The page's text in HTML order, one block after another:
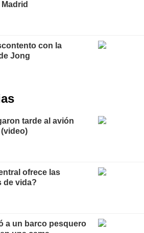
con la
Jong
tarde al avión
ofrece las
de vida?
a un barco pesquero